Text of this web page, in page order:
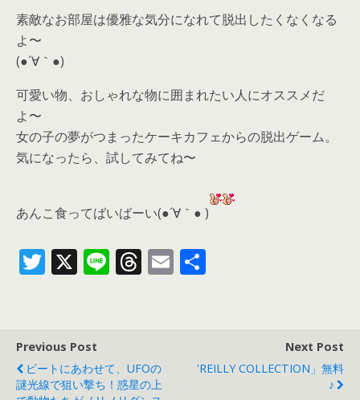
素敵なお部屋は優雅な気分になれて脱出したくなくなる
よ〜
(●´∀｀●)
可愛い物、おしゃれな物に囲まれたい人にオススメだ
よ〜
女の子の夢がつまったケーキカフェからの脱出ゲーム。
気になったら、 試してみてね〜
あんこ食ってばいばーい(●´∀｀● )
T
er
X Li T
d
s
E
Previous Post
ビートにあわせて、UFOの
謎光線で狙い撃ち！惑星の上
Next Post
'REILLY COLLECTION」無料
♪